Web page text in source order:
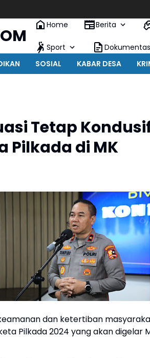
Home Berita
Sport
SOSIAL KABAR DESA
Tetap
Pilkada di MK
dan ketertiban
Pilkada 2024 yang akan digelar